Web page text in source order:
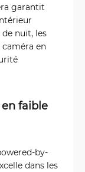
garantit
nuit, les
en
faible
by-
dans les